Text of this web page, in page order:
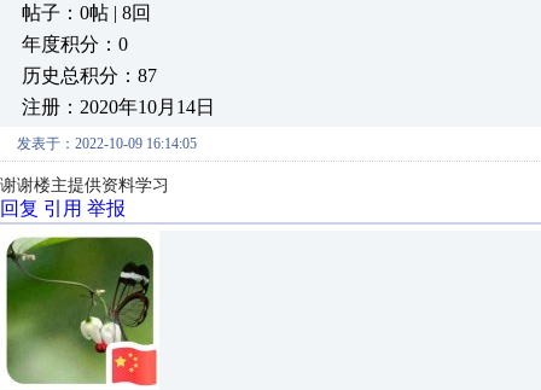
帖子：0帖 | 8回
年度积分：0
历史总积分：87
注册：2020年10月14日
发表于：2022-10-09 16:14:05
谢谢楼主提供资料学习
回复 引用 举报